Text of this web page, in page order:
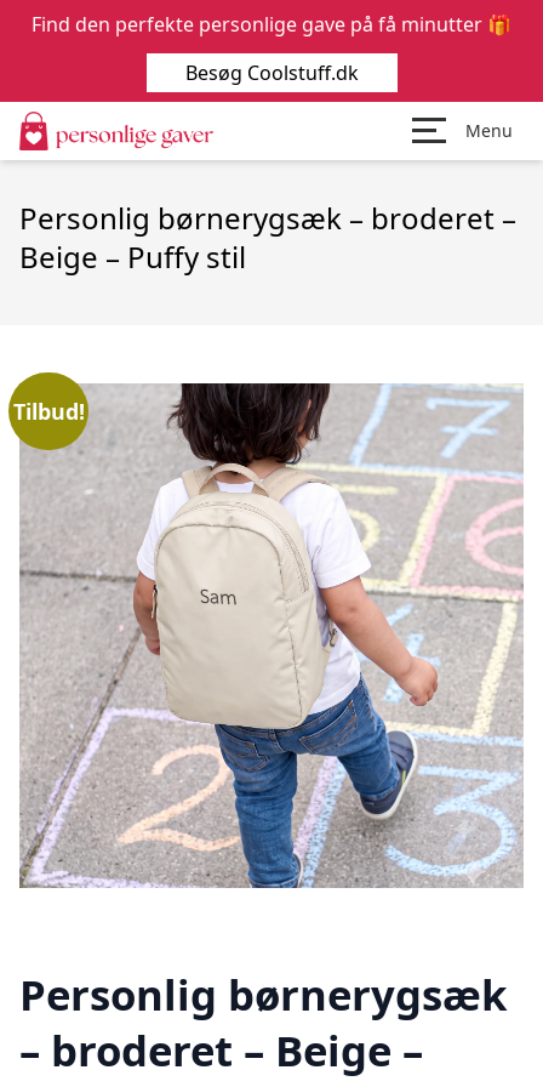
Menu
Personlig børnerygsæk – broderet –
Beige – Puffy stil
Tilbud!
Personlig børnerygsæk
– broderet – Beige –
Find den perfekte personlige gave på få minutter 🎁
Besøg Coolstuff.dk